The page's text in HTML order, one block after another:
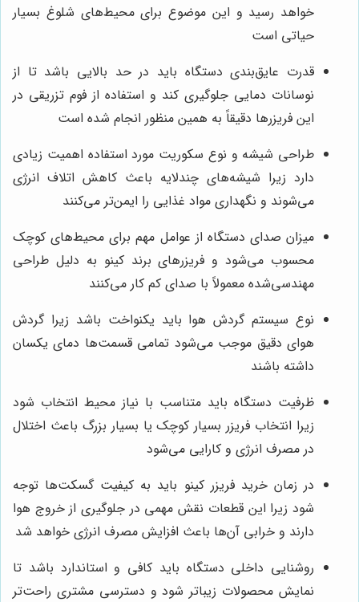
خواهد رسید و این موضوع برای محیط‌های شلوغ بسیار
حیاتی است
قدرت عایق‌بندی دستگاه باید در حد بالایی باشد تا از
نوسانات دمایی جلوگیری کند و استفاده از فوم تزریقی در
این فریزرها دقیقاً به همین منظور انجام شده است
طراحی شیشه و نوع سکوریت مورد استفاده اهمیت زیادی
دارد زیرا شیشه‌های چندلایه باعث کاهش اتلاف انرژی
می‌شوند و نگهداری مواد غذایی را ایمن‌تر می‌کنند
میزان صدای دستگاه از عوامل مهم برای محیط‌های کوچک
محسوب می‌شود و فریزرهای برند کینو به دلیل طراحی
مهندسی‌شده معمولاً با صدای کم کار می‌کنند
نوع سیستم گردش هوا باید یکنواخت باشد زیرا گردش
هوای دقیق موجب می‌شود تمامی قسمت‌ها دمای یکسان
داشته باشند
ظرفیت دستگاه باید متناسب با نیاز محیط انتخاب شود
زیرا انتخاب فریزر بسیار کوچک یا بسیار بزرگ باعث اختلال
در مصرف انرژی و کارایی می‌شود
در زمان خرید فریزر کینو باید به کیفیت گسکت‌ها توجه
شود زیرا این قطعات نقش مهمی در جلوگیری از خروج هوا
دارند و خرابی آن‌ها باعث افزایش مصرف انرژی خواهد شد
روشنایی داخلی دستگاه باید کافی و استاندارد باشد تا
نمایش محصولات زیباتر شود و دسترسی مشتری راحت‌تر